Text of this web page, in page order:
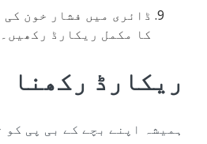
کا مکمل ریکارڈ رکھیں۔
ریکارڈ رکھنا
ہمیشہ اپنے بچے کے بی پی کو